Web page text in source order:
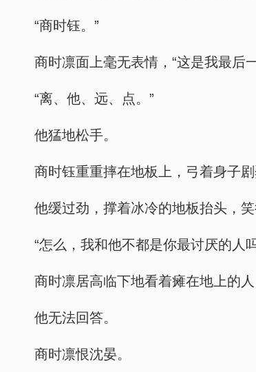
“商时钰。”
商时凛面上毫无表情，“这是我最后
“离、他、远、点。”
他猛地松手。
商时钰重重摔在地板上，弓着身子
他缓过劲，撑着冰冷的地板抬头，笑
“怎么，我和他不都是你最讨厌的人
商时凛居高临下地看着瘫在地上的
他无法回答。
商时凛恨沈晏。